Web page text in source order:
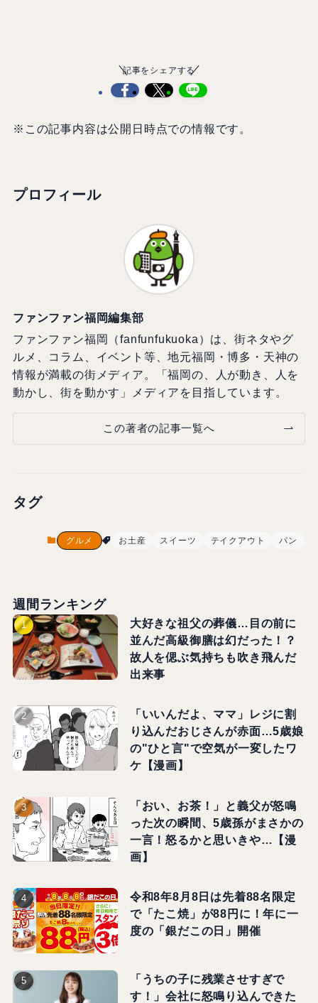
記事をシェアする
※この記事内容は公開日時点での情報です。
プロフィール
ファンファン福岡編集部
ファンファン福岡（fanfunfukuoka）は、街ネタやグ
ルメ、コラム、イベント等、地元福岡・博多・天神の
情報が満載の街メディア。「福岡の、人が動き、人を
動かし、街を動かす」メディアを目指しています。
この著者の記事一覧へ
タグ
グルメ お土産 スイーツ テイクアウト パン
週間ランキング
大好きな祖父の葬儀…目の前に
並んだ高級御膳は幻だった！？
故人を偲ぶ気持ちも吹き飛んだ
出来事
「いいんだよ、ママ」レジに割
り込んだおじさんが赤面…5歳娘
の"ひと言"で空気が一変したワ
ケ【漫画】
「おい、お茶！」と義父が怒鳴
った次の瞬間、5歳孫がまさかの
一言！怒るかと思いきや…【漫
画】
令和8年8月8日は先着88名限定
で「たこ焼」が88円に！年に一
度の「銀だこの日」開催
「うちの子に残業させすぎで
す！」会社に怒鳴り込んできた